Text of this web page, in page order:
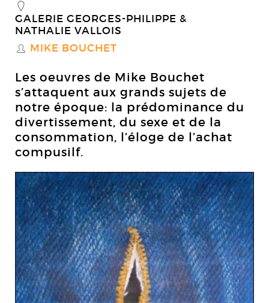
_
GALERIE GEORGES-PHILIPPE &
NATHALIE VALLOIS
S MIKE BOUCHET
Les oeuvres de Mike Bouchet
s’attaquent aux grands sujets de
notre époque: la prédominance du
divertissement, du sexe et de la
consommation, l’éloge de l’achat
compusilf.